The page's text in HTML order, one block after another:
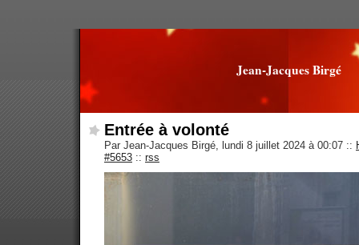
Jean-Jacques Birgé
Entrée à volonté
Par Jean-Jacques Birgé, lundi 8 juillet 2024 à 00:07 ::
#5653 :: rss